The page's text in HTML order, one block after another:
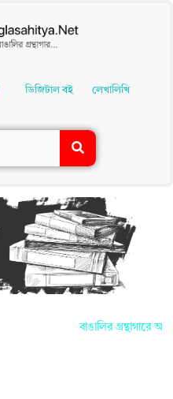
ডিজিটাল বই লেখালিখি
বাঙালির গ্রন্থাগারে